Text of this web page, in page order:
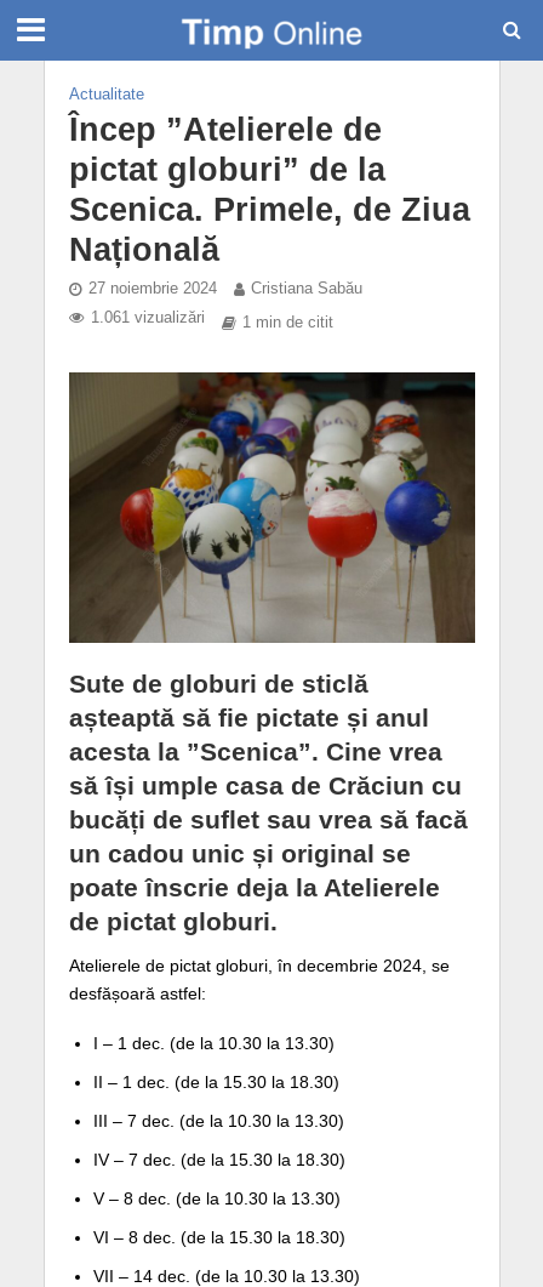
Actualitate
Încep ”Atelierele de
pictat globuri” de la
Scenica. Primele, de Ziua
Națională
27 noiembrie 2024
Cristiana Sabău
1.061 vizualizări
1 min de citit
Sute de globuri de sticlă
așteaptă să fie pictate și anul
acesta la ”Scenica”. Cine vrea
să își umple casa de Crăciun cu
bucăți de suflet sau vrea să facă
un cadou unic și original se
poate înscrie deja la Atelierele
de pictat globuri.
Atelierele de pictat globuri, în decembrie 2024, se
desfășoară astfel:
I – 1 dec. (de la 10.30 la 13.30)
II – 1 dec. (de la 15.30 la 18.30)
III – 7 dec. (de la 10.30 la 13.30)
IV – 7 dec. (de la 15.30 la 18.30)
V – 8 dec. (de la 10.30 la 13.30)
VI – 8 dec. (de la 15.30 la 18.30)
VII – 14 dec. (de la 10.30 la 13.30)